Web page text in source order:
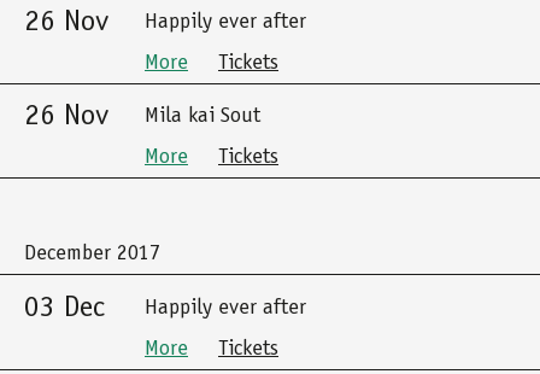
26 Nov
Happily ever after
More
Tickets
26 Nov
Mila kai Sout
More
Tickets
December 2017
03 Dec
Happily ever after
More
Tickets